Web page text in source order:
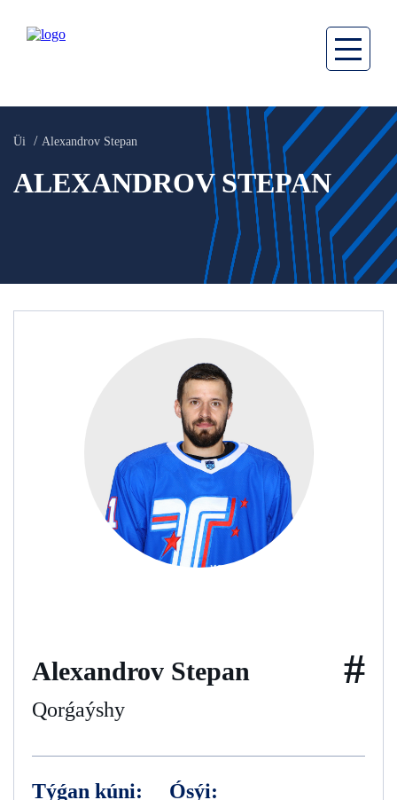
Üi Alexandrov Stepan
ALEXANDROV STEPAN
Alexandrov Stepan
Qorǵaýshy
#
Týǵan kúni:
Ósýi: